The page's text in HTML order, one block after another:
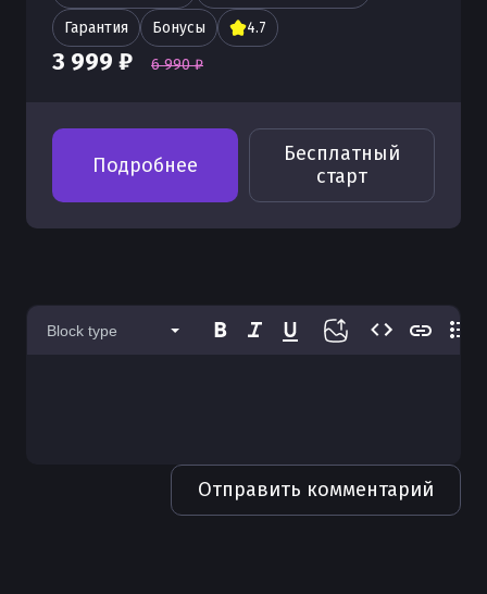
Гарантия Бонусы 4.7
3 999 ₽ 6 990 ₽
Подробнее
Бесплатный
старт
Block type
Отправить комментарий